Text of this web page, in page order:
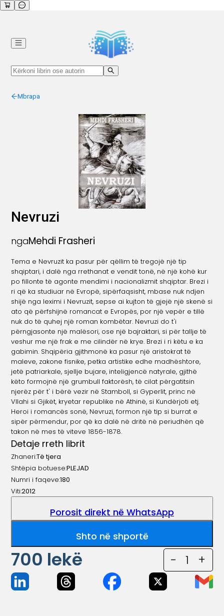
Mbrapa
Nevruzi
ngaMehdi Frasheri
Tema e Nevruzit ka pasur për qëllim të tregojë një tip
shqiptari, i dalë nga rrethanat e vendit tonë, në një kohë kur
po fillonte të agonte mendimi i nacionalizmit shqiptar. Brezi i
ri që ka studiuar në Evropë, sipërfaqsisht, mbase nuk ndjen
shijë nga leximi i Nevruzit, sepse ai kujton të gjejë një skenë si
ato që përfshijnë romancat e Evropës, por një vepër e tillë
nuk do të quhej një roman kombëtar. Nevruzi do t'i
përngjasonte një malësori, ose një bajraktari, si për tallje të
veshur me një frak e me cilindër në krye. Brezi i ri këtu e ka
gabimin. Shqipëria gjithmonë ka pasur një aristokrat të
maleve, zakone fisnike, petka artistike edhe madhështore,
jetë patriarkale, sjellje bujare, inteligjencë natyrale, gjithë
këto formojnë një grumbull faktorësh, të cilat përgatitsin
njerëz për t' i bërë vezir në Stamboll, si Gyperlit, princ në
Vllahi si Gjikët, kryetar republike në Athinë, si Kundërjoti etj.
Heroi i romancës sonë, Nevruzi, formon një tip si burrat e
sipër përmendur, por që ka dalë në dritë në periudhën që
takon në mes të viteve 1856-1878.
Detaje rreth librit
Zhaneri:Të tjera
Shtëpia botuese:PLEJAD
Numri i faqeve:180
Viti:2012
Porosit direkt në WhatsApp
Shto në shportë
700 lekë - 1 +